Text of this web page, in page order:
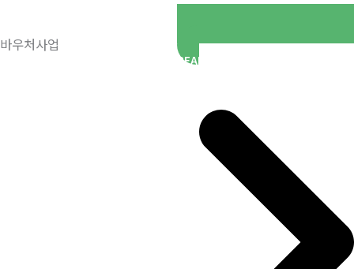
바우처사업
READ MORE